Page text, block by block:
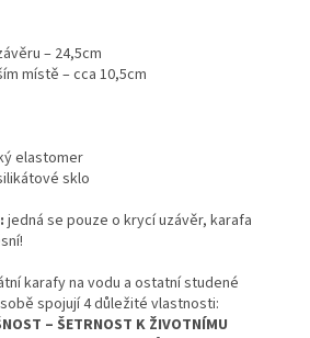
– 24,5cm
místě – cca 10,5cm
elastomer
sklo
jedná se pouze o krycí uzávěr, karafa
karafy na vodu a ostatní studené
spojují 4 důležité vlastnosti:
– ŠETRNOST K ŽIVOTNÍMU